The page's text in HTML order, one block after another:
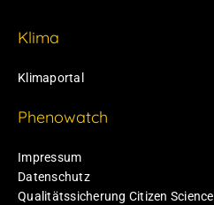
Klima
Klimaportal
Phenowatch
Impressum
Datenschutz
Qualitätssicherung Citizen Science